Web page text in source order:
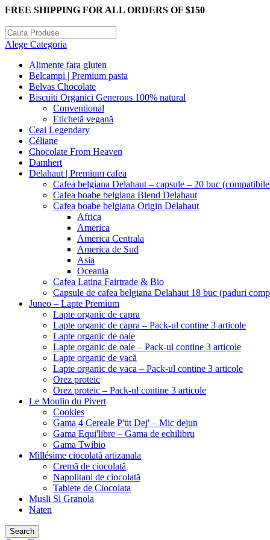
FREE SHIPPING FOR ALL ORDERS OF $150
Alege Categoria
Alimente fara gluten
Belcampi | Premium pasta
Belvas Chocolate
Biscuiti Organici Generous 100% natural
Conventional
Etichetă vegană
Ceai Legendary
Céliane
Chocolate From Heaven
Damhert
Delahaut | Premium cafea
Cafea belgiana Delahaut – capsule – 20 buc
Cafea boabe belgiana Blend Delahaut
Cafea boabe belgiana Origin Delahaut
Africa
America
America Centrala
America de Sud
Asia
Oceania
Cafea Latina Fairtrade & Bio
Capsule de cafea belgiana Delahaut 18 buc (paduri
Juneo – Lapte Premium
Lapte organic de capra
Lapte organic de capra – Pack-ul contine 3 articole
Lapte organic de oaie
Lapte organic de oaie – Pack-ul contine 3 articole
Lapte organic de vacă
Lapte organic de vaca – Pack-ul contine 3 articole
Orez proteic
Orez proteic – Pack-ul contine 3 articole
Le Moulin du Pivert
Cookies
Gama 4 Cereale P'tit Dej' – Mic dejun
Gama Equi'libre – Gama de echilibru
Gama Twibio
Millésime ciocolată artizanala
Cremă de ciocolată
Napolitani de ciocolată
Tablete de Ciocolata
Musli Si Granola
Naten
Search